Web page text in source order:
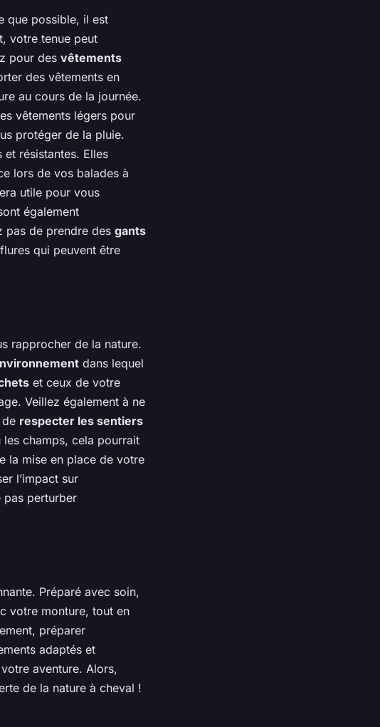
que possible, il est
votre tenue peut
pour des vêtements
des vêtements en
au cours de la journée.
vêtements légers pour
protéger de la pluie.
résistantes. Elles
lors de vos balades à
utile pour vous
également
pas de prendre des gants
qui peuvent être
rapprocher de la nature.
dans lequel
et ceux de votre
Veillez également à ne
respecter les sentiers
champs, cela pourrait
la mise en place de votre
l’impact sur
pas perturber
Préparé avec soin,
votre monture, tout en
préparer
adaptés et
aventure. Alors,
de la nature à cheval !